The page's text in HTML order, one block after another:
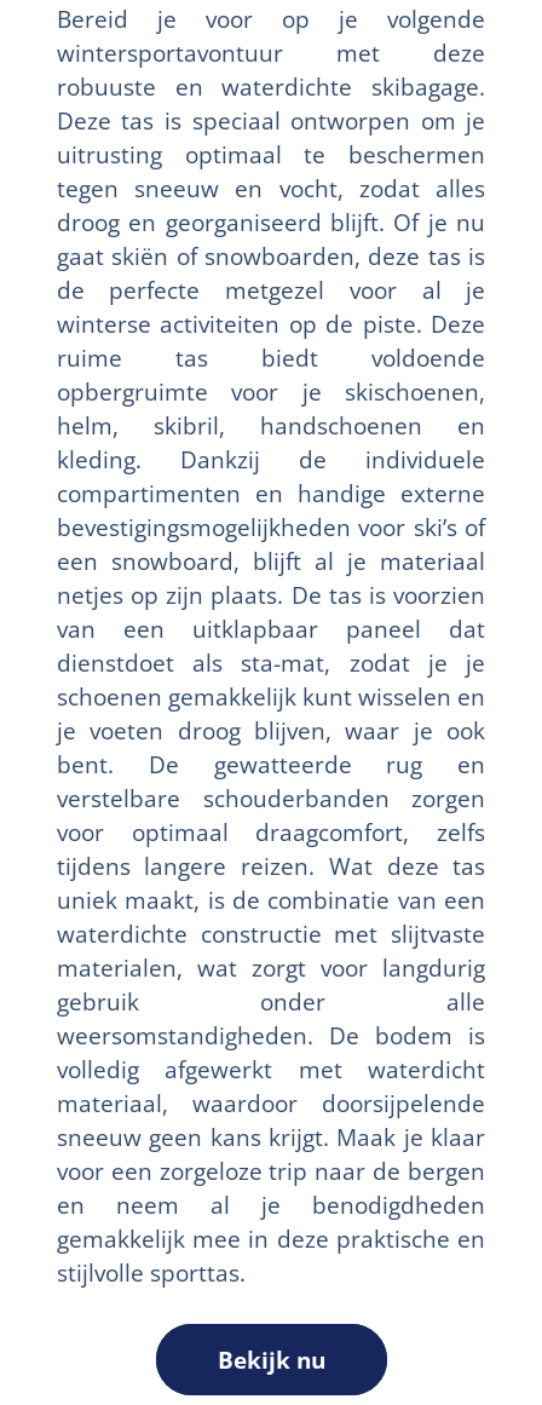
Bereid je voor op je volgende
wintersportavontuur met deze
robuuste en waterdichte skibagage.
Deze tas is speciaal ontworpen om je
uitrusting optimaal te beschermen
tegen sneeuw en vocht, zodat alles
droog en georganiseerd blijft. Of je nu
gaat skiën of snowboarden, deze tas is
de perfecte metgezel voor al je
winterse activiteiten op de piste. Deze
ruime tas biedt voldoende
opbergruimte voor je skischoenen,
helm, skibril, handschoenen en
kleding. Dankzij de individuele
compartimenten en handige externe
bevestigingsmogelijkheden voor ski’s of
een snowboard, blijft al je materiaal
netjes op zijn plaats. De tas is voorzien
van een uitklapbaar paneel dat
dienstdoet als sta-mat, zodat je je
schoenen gemakkelijk kunt wisselen en
je voeten droog blijven, waar je ook
bent. De gewatteerde rug en
verstelbare schouderbanden zorgen
voor optimaal draagcomfort, zelfs
tijdens langere reizen. Wat deze tas
uniek maakt, is de combinatie van een
waterdichte constructie met slijtvaste
materialen, wat zorgt voor langdurig
gebruik onder alle
weersomstandigheden. De bodem is
volledig afgewerkt met waterdicht
materiaal, waardoor doorsijpelende
sneeuw geen kans krijgt. Maak je klaar
voor een zorgeloze trip naar de bergen
en neem al je benodigdheden
gemakkelijk mee in deze praktische en
stijlvolle sporttas.
Bekijk nu